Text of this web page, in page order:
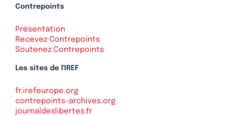
Contrepoints
Présentation
Recevez Contrepoints
Soutenez Contrepoints
Les sites de l'IREF
fr.irefeurope.org
contrepoints-archives.org
journaldeslibertes.fr